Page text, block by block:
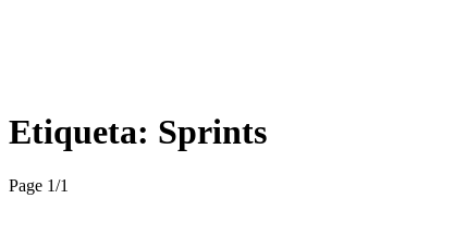
Etiqueta: Sprints
Page 1/1